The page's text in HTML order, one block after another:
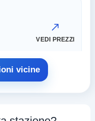
VEDI PREZZI
vicine